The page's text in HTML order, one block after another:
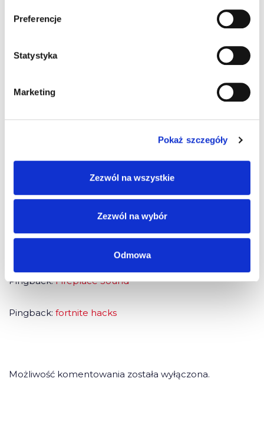
Preferencje
Statystyka
Marketing
Pokaż szczegóły
Zezwól na wszystkie
Zezwól na wybór
Odmowa
5 komentarzy do “Kierowca jechał na
zwróciły uwagę funkcjonariuszy”
bonanza178
Pingback:Fireplace Sound
Pingback: fortnite hacks
Możliwość komentowania została wyłączona.